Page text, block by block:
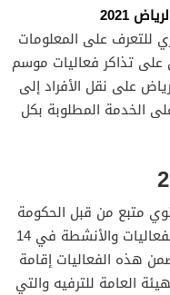
2021
للتعرف على المعلومات
على تذاكر فعاليات موسم
على نقل الأفراد إلى
الخدمة المطلوبة بكل
متبع من قبل الحكومة
السعودية، حيث يتم إقامة العديد من الفعاليات والأنشطة في 14
هذه الفعاليات إقامة
العامة للترفيه والتي